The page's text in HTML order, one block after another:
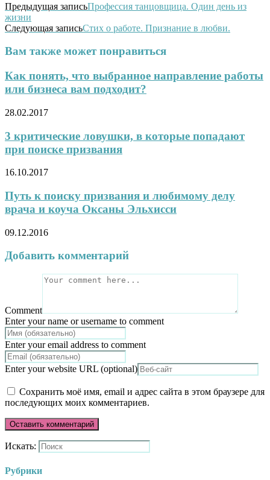
Предыдущая записьПрофессия танцовщица. Один день из
жизни
Следующая записьСтих о работе. Признание в любви.
Вам также может понравиться
Как понять, что выбранное направление работы
или бизнеса вам подходит?
28.02.2017
3 критические ловушки, в которые попадают
при поиске призвания
16.10.2017
Путь к поиску призвания и любимому делу
врача и коуча Оксаны Эльхисси
09.12.2016
Добавить комментарий
Comment
Enter your name or username to comment
Enter your email address to comment
Enter your website URL (optional)
Сохранить моё имя, email и адрес сайта в этом браузере для
последующих моих комментариев.
Искать:
Рубрики